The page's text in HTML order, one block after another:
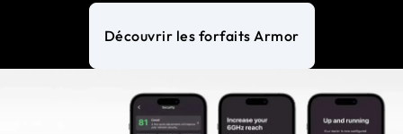
Découvrir les forfaits Armor